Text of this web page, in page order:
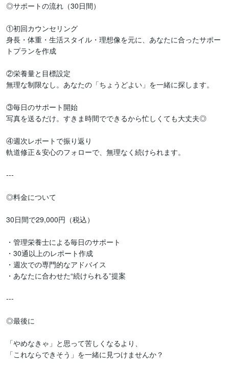
◎サポートの流れ（30日間）
①初回カウンセリング
身長・体重・生活スタイル・理想像を元に、あなたに合ったサポー
トプランを作成
②栄養量と目標設定
無理な制限なし。あなたの「ちょうどよい」を一緒に探します。
③毎日のサポート開始
写真を送るだけ。すきま時間でできるから忙しくても大丈夫◎
④週次レポートで振り返り
軌道修正＆安心のフォローで、無理なく続けられます。
---
◎料金について
30日間で29,000円（税込）
・管理栄養士による毎日のサポート
・30通以上のレポート作成
・週次での専門的なアドバイス
・あなたに合わせた“続けられる”提案
---
◎最後に
「やめなきゃ」と思って苦しくなるより、
「これならできそう」を一緒に見つけませんか？